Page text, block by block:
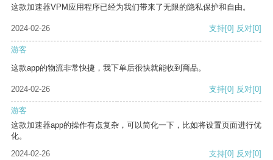
这款加速器VPM应用程序已经为我们带来了无限的隐私保护和自由。
2024-02-26 支持[0] 反对[0]
游客
这款app的物流非常快捷，我下单后很快就能收到商品。
2024-02-26 支持[0] 反对[0]
游客
这款加速器app的操作有点复杂，可以简化一下，比如将设置页面进行优
化。
2024-02-26
支持[0] 反对[0]